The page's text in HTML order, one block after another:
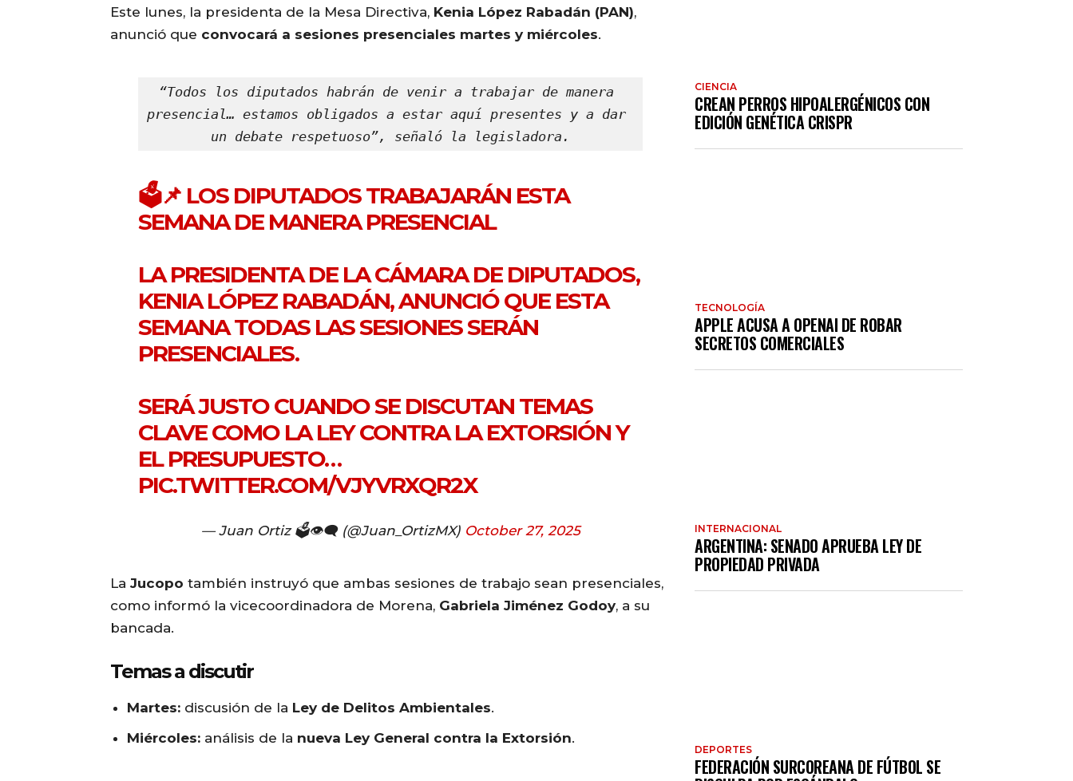
Este lunes, la presidenta de la Mesa Directiva, Kenia López Rabadán (PAN),
anunció que convocará a sesiones presenciales martes y miércoles.
“Todos los diputados habrán de venir a trabajar de manera
presencial… estamos obligados a estar aquí presentes y a dar
un debate respetuoso”, señaló la legisladora.
🗳📌 LOS DIPUTADOS TRABAJARÁN ESTA
SEMANA DE MANERA PRESENCIAL
LA PRESIDENTA DE LA CÁMARA DE DIPUTADOS,
KENIA LÓPEZ RABADÁN, ANUNCIÓ QUE ESTA
SEMANA TODAS LAS SESIONES SERÁN
PRESENCIALES.
SERÁ JUSTO CUANDO SE DISCUTAN TEMAS
CLAVE COMO LA LEY CONTRA LA EXTORSIÓN Y
EL PRESUPUESTO…
PIC.TWITTER.COM/VJYVRXQR2X
— Juan Ortiz 🗳️👁‍🗨 (@Juan_OrtizMX) October 27, 2025
La Jucopo también instruyó que ambas sesiones de trabajo sean presenciales,
como informó la vicecoordinadora de Morena, Gabriela Jiménez Godoy, a su
bancada.
Temas a discutir
Martes: discusión de la Ley de Delitos Ambientales.
Miércoles: análisis de la nueva Ley General contra la Extorsión.
CIENCIA
CREAN PERROS HIPOALERGÉNICOS CON
EDICIÓN GENÉTICA CRISPR
TECNOLOGÍA
APPLE ACUSA A OPENAI DE ROBAR
SECRETOS COMERCIALES
INTERNACIONAL
ARGENTINA: SENADO APRUEBA LEY DE
PROPIEDAD PRIVADA
DEPORTES
FEDERACIÓN SURCOREANA DE FÚTBOL SE